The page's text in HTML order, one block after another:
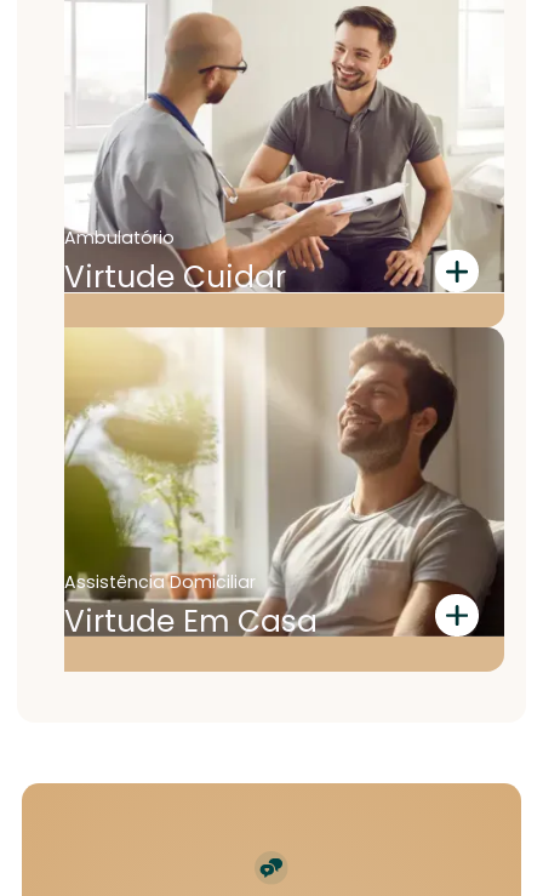
As unidades Virtude Acolher são espaços
amplos, confortáveis e tranquilos para
proporcionar um ambiente acolhedor para
o seu tratamento. Contamos com
profissionais experientes incluindo médicos,
terapeutas e monitores, além de segurança
e assistência 24 horas.
Ambulatório
Virtude Cuidar
O melhor do serviço ambulatorial, com
soluções completas em saúde emocional e
mental, além de toda a excelência e
cuidado que só a Virtude pode
proporcionar. Consultas, tratamentos,
acompanhamento personalizado e os
recursos mais modernos para o seu bem-
Assistência Domiciliar
Virtude Em Casa
tudo de forma personalizada se
adequando a sua necessidade.